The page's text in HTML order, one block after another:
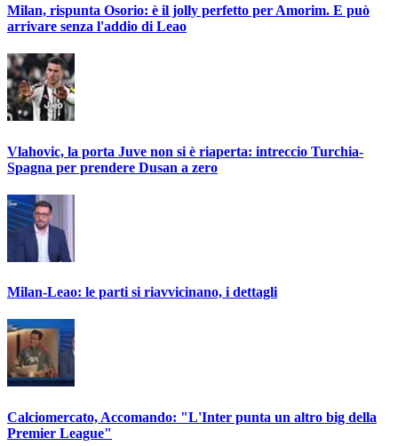
Milan, rispunta Osorio: è il jolly perfetto per Amorim. E può
arrivare senza l'addio di Leao
Vlahovic, la porta Juve non si è riaperta: intreccio Turchia-
Spagna per prendere Dusan a zero
Milan-Leao: le parti si riavvicinano, i dettagli
Calciomercato, Accomando: "L'Inter punta un altro big della
Premier League"